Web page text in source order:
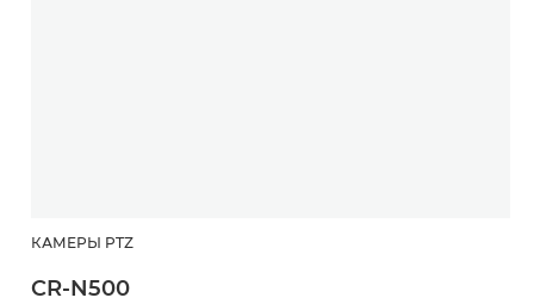
КАМЕРЫ PTZ
CR-N500